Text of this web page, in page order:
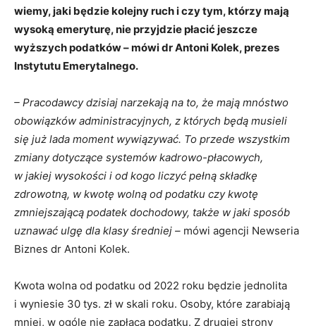
wiemy, jaki będzie kolejny ruch i czy tym, którzy mają
wysoką emeryturę, nie przyjdzie płacić jeszcze
wyższych podatków – mówi dr Antoni Kolek, prezes
Instytutu Emerytalnego.
– Pracodawcy dzisiaj narzekają na to, że mają mnóstwo
obowiązków administracyjnych, z których będą musieli
się już lada moment wywiązywać. To przede wszystkim
zmiany dotyczące systemów kadrowo-płacowych,
w jakiej wysokości i od kogo liczyć pełną składkę
zdrowotną, w kwotę wolną od podatku czy kwotę
zmniejszającą podatek dochodowy, także w jaki sposób
uznawać ulgę dla klasy średniej – mówi agencji Newseria
Biznes dr Antoni Kolek.
Kwota wolna od podatku od 2022 roku będzie jednolita
i wyniesie 30 tys. zł w skali roku. Osoby, które zarabiają
mniej, w ogóle nie zapłacą podatku. Z drugiej strony